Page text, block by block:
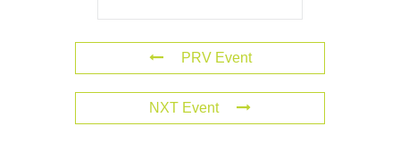
PRV Event
NXT Event